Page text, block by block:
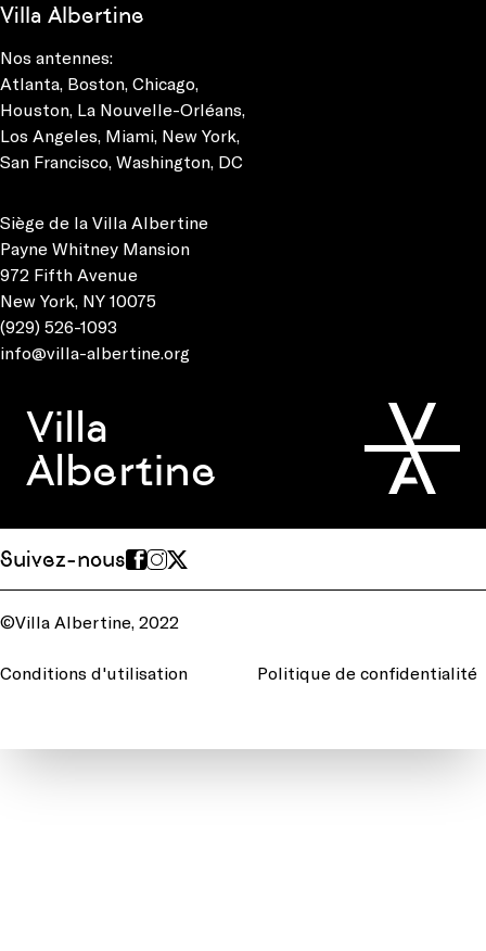
Villa Albertine
Nos antennes:
Atlanta Boston Chicago
Houston La Nouvelle-Orléans
Los Angeles Miami New York
San Francisco Washington, DC
Siège de la Villa Albertine
Payne Whitney Mansion
972 Fifth Avenue
New York, NY 10075
(929) 526-1093
info@villa-albertine.org
Villa
Albertine
Suivez-nous
©Villa Albertine, 2022
Conditions d'utilisation Politique de confidentialité